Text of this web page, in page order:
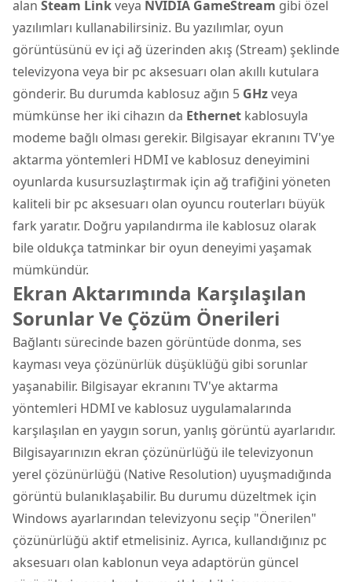
alan Steam Linkveya NVIDIA GameStream gibi özel
yazılımları kullanabilirsiniz. Bu yazılımlar, oyun
görüntüsünü ev içi ağ üzerinden akış (Stream) şeklinde
televizyona veya bir pc aksesuarı olan akıllı kutulara
gönderir. Bu durumda kablosuz ağın 5 GHzveya
mümkünse her iki cihazın da Ethernet kablosuyla
modeme bağlı olması gerekir. Bilgisayar ekranını TV'ye
aktarma yöntemleri HDMI ve kablosuz deneyimini
oyunlarda kusursuzlaştırmak için ağ trafiğini yöneten
kaliteli bir pc aksesuarı olan oyuncu routerları büyük
fark yaratır. Doğru yapılandırma ile kablosuz olarak
bile oldukça tatminkar bir oyun deneyimi yaşamak
mümkündür.
Ekran Aktarımında Karşılaşılan
Sorunlar Ve Çözüm Önerileri
Bağlantı sürecinde bazen görüntüde donma, ses
kayması veya çözünürlük düşüklüğü gibi sorunlar
yaşanabilir. Bilgisayar ekranını TV'ye aktarma
yöntemleri HDMI ve kablosuz uygulamalarında
karşılaşılan en yaygın sorun, yanlış görüntü ayarlarıdır.
Bilgisayarınızın ekran çözünürlüğü ile televizyonun
yerel çözünürlüğü (Native Resolution) uyuşmadığında
görüntü bulanıklaşabilir. Bu durumu düzeltmek için
Windows ayarlarından televizyonu seçip "Önerilen"
çözünürlüğü aktif etmelisiniz. Ayrıca, kullandığınız pc
aksesuarı olan kablonun veya adaptörün güncel